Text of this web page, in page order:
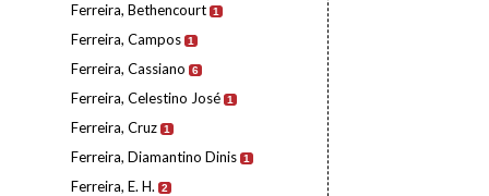
Ferreira, Bethencourt 1
Ferreira, Campos 1
Ferreira, Cassiano 6
Ferreira, Celestino José 1
Ferreira, Cruz 1
Ferreira, Diamantino Dinis 1
Ferreira, E. H. 2